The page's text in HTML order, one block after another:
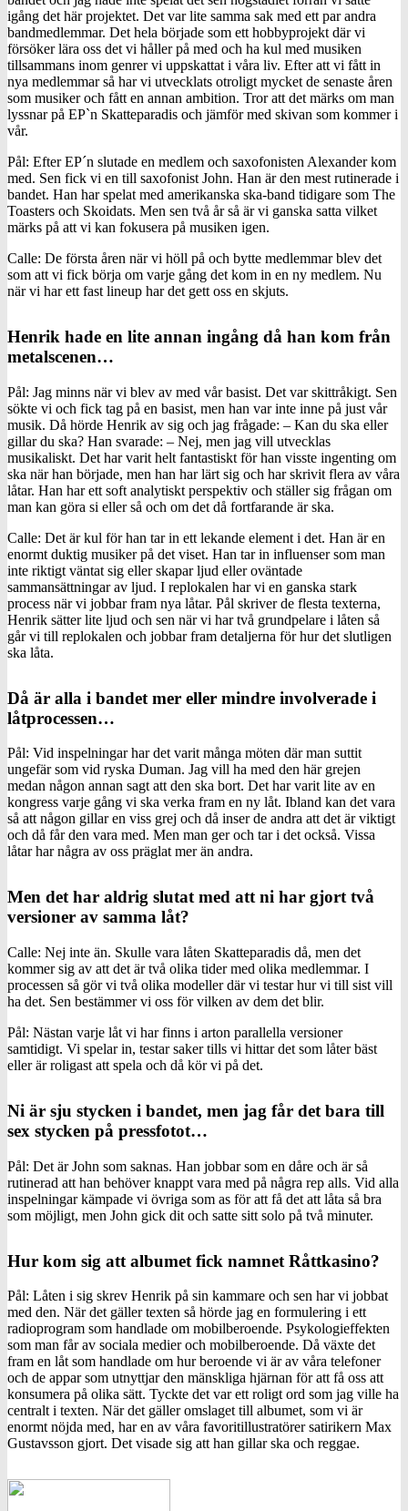
igång det här projektet. Det var lite samma sak med ett par andra
bandmedlemmar. Det hela började som ett hobbyprojekt där vi
försöker lära oss det vi håller på med och ha kul med musiken
tillsammans inom genrer vi uppskattat i våra liv. Efter att vi fått in
nya medlemmar så har vi utvecklats otroligt mycket de senaste åren
som musiker och fått en annan ambition. Tror att det märks om man
lyssnar på EP`n Skatteparadis och jämför med skivan som kommer i
vår.
Pål: Efter EP´n slutade en medlem och saxofonisten Alexander kom
med. Sen fick vi en till saxofonist John. Han är den mest rutinerade i
bandet. Han har spelat med amerikanska ska-band tidigare som The
Toasters och Skoidats. Men sen två år så är vi ganska satta vilket
märks på att vi kan fokusera på musiken igen.
Calle: De första åren när vi höll på och bytte medlemmar blev det
som att vi fick börja om varje gång det kom in en ny medlem. Nu
när vi har ett fast lineup har det gett oss en skjuts.
Henrik hade en lite annan ingång då han kom från
metalscenen…
Pål: Jag minns när vi blev av med vår basist. Det var skittråkigt. Sen
sökte vi och fick tag på en basist, men han var inte inne på just vår
musik. Då hörde Henrik av sig och jag frågade: – Kan du ska eller
gillar du ska? Han svarade: – Nej, men jag vill utvecklas
musikaliskt. Det har varit helt fantastiskt för han visste ingenting om
ska när han började, men han har lärt sig och har skrivit flera av våra
låtar. Han har ett soft analytiskt perspektiv och ställer sig frågan om
man kan göra si eller så och om det då fortfarande är ska.
Calle: Det är kul för han tar in ett lekande element i det. Han är en
enormt duktig musiker på det viset. Han tar in influenser som man
inte riktigt väntat sig eller skapar ljud eller oväntade
sammansättningar av ljud. I replokalen har vi en ganska stark
process när vi jobbar fram nya låtar. Pål skriver de flesta texterna,
Henrik sätter lite ljud och sen när vi har två grundpelare i låten så
går vi till replokalen och jobbar fram detaljerna för hur det slutligen
ska låta.
Då är alla i bandet mer eller mindre involverade i
låtprocessen…
Pål: Vid inspelningar har det varit många möten där man suttit
ungefär som vid ryska Duman. Jag vill ha med den här grejen
medan någon annan sagt att den ska bort. Det har varit lite av en
kongress varje gång vi ska verka fram en ny låt. Ibland kan det vara
så att någon gillar en viss grej och då inser de andra att det är viktigt
och då får den vara med. Men man ger och tar i det också. Vissa
låtar har några av oss präglat mer än andra.
Men det har aldrig slutat med att ni har gjort två
versioner av samma låt?
Calle: Nej inte än. Skulle vara låten Skatteparadis då, men det
kommer sig av att det är två olika tider med olika medlemmar. I
processen så gör vi två olika modeller där vi testar hur vi till sist vill
ha det. Sen bestämmer vi oss för vilken av dem det blir.
Pål: Nästan varje låt vi har finns i arton parallella versioner
samtidigt. Vi spelar in, testar saker tills vi hittar det som låter bäst
eller är roligast att spela och då kör vi på det.
Ni är sju stycken i bandet, men jag får det bara till
sex stycken på pressfotot…
Pål: Det är John som saknas. Han jobbar som en dåre och är så
rutinerad att han behöver knappt vara med på några rep alls. Vid alla
inspelningar kämpade vi övriga som as för att få det att låta så bra
som möjligt, men John gick dit och satte sitt solo på två minuter.
Hur kom sig att albumet fick namnet Råttkasino?
Pål: Låten i sig skrev Henrik på sin kammare och sen har vi jobbat
med den. När det gäller texten så hörde jag en formulering i ett
radioprogram som handlade om mobilberoende. Psykologieffekten
som man får av sociala medier och mobilberoende. Då växte det
fram en låt som handlade om hur beroende vi är av våra telefoner
och de appar som utnyttjar den mänskliga hjärnan för att få oss att
konsumera på olika sätt. Tyckte det var ett roligt ord som jag ville ha
centralt i texten. När det gäller omslaget till albumet, som vi är
enormt nöjda med, har en av våra favoritillustratörer satirikern Max
Gustavsson gjort. Det visade sig att han gillar ska och reggae.